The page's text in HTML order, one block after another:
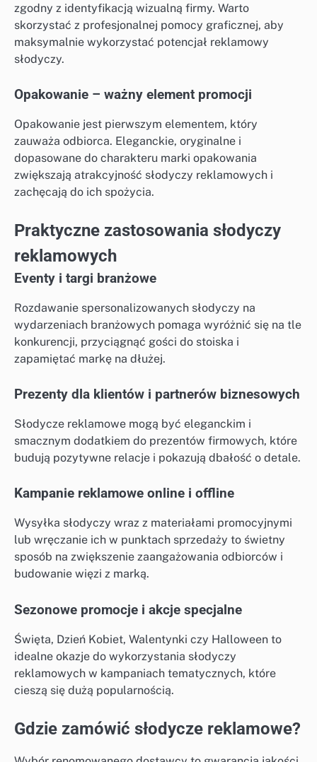
zgodny z identyfikacją wizualną firmy. Warto
skorzystać z profesjonalnej pomocy graficznej, aby
maksymalnie wykorzystać potencjał reklamowy
słodyczy.
Opakowanie – ważny element promocji
Opakowanie jest pierwszym elementem, który
zauważa odbiorca. Eleganckie, oryginalne i
dopasowane do charakteru marki opakowania
zwiększają atrakcyjność słodyczy reklamowych i
zachęcają do ich spożycia.
Praktyczne zastosowania słodyczy
reklamowych
Eventy i targi branżowe
Rozdawanie spersonalizowanych słodyczy na
wydarzeniach branżowych pomaga wyróżnić się na tle
konkurencji, przyciągnąć gości do stoiska i
zapamiętać markę na dłużej.
Prezenty dla klientów i partnerów biznesowych
Słodycze reklamowe mogą być eleganckim i
smacznym dodatkiem do prezentów firmowych, które
budują pozytywne relacje i pokazują dbałość o detale.
Kampanie reklamowe online i offline
Wysyłka słodyczy wraz z materiałami promocyjnymi
lub wręczanie ich w punktach sprzedaży to świetny
sposób na zwiększenie zaangażowania odbiorców i
budowanie więzi z marką.
Sezonowe promocje i akcje specjalne
Święta, Dzień Kobiet, Walentynki czy Halloween to
idealne okazje do wykorzystania słodyczy
reklamowych w kampaniach tematycznych, które
cieszą się dużą popularnością.
Gdzie zamówić słodycze reklamowe?